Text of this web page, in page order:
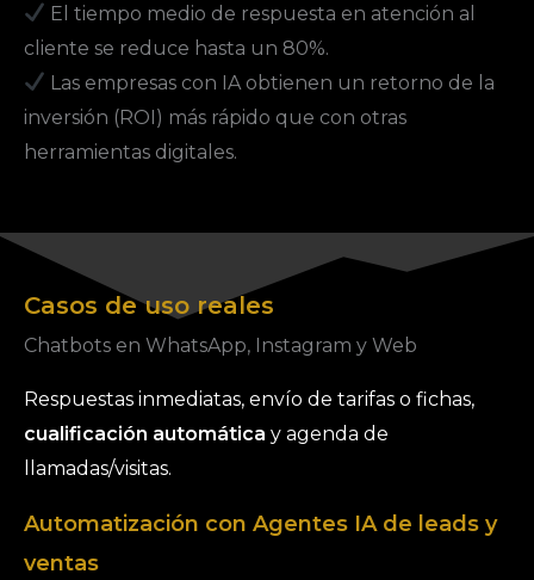
El tiempo medio de respuesta en atención al
cliente se reduce hasta un 80%.
Las empresas con IA obtienen un retorno de la
inversión (ROI) más rápido que con otras
herramientas digitales.
Casos de uso reales
Chatbots en WhatsApp, Instagram y Web
Respuestas inmediatas, envío de tarifas o fichas,
cualificación automática y agenda de
llamadas/visitas.
Automatización con Agentes IA de leads y
ventas